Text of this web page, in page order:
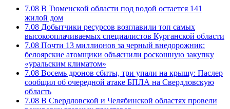
7.08 В Тюменской области под водой остается 141
жилой дом
7.08 Добытчики ресурсов возглавили топ самых
высокооплачиваемых специалистов Курганской области
7.08 Почти 13 миллионов за черный внедорожник:
белоярские атомщики объяснили роскошную закупку
«уральским климатом»
7.08 Восемь дронов сбиты, три упали на крышу: Паслер
сообщил об очередной атаке БПЛА на Свердловскую
область
7.08 В Свердловской и Челябинской областях провели